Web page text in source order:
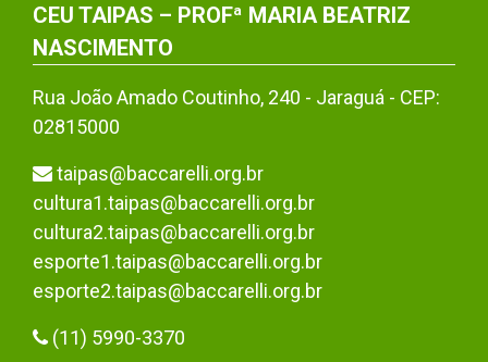
CEU TAIPAS – PROFª MARIA BEATRIZ
NASCIMENTO
Rua João Amado Coutinho, 240 - Jaraguá - CEP:
02815000
taipas@baccarelli.org.br
cultura1.taipas@baccarelli.org.br
cultura2.taipas@baccarelli.org.br
esporte1.taipas@baccarelli.org.br
esporte2.taipas@baccarelli.org.br
(11) 5990-3370